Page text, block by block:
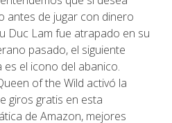
antes de jugar con dinero
Duc Lam fue atrapado en su
pasado, el siguiente
el icono del abanico.
of the Wild activó la
giros gratis en esta
de Amazon, mejores